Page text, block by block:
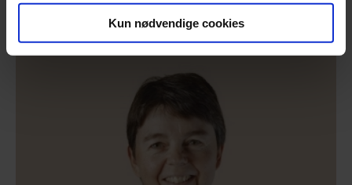
Kun nødvendige cookies